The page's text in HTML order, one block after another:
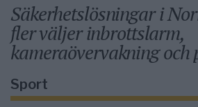
Säkerhetslösningar i
fler väljer inbrottslarm,
kameraövervakning och
Sport